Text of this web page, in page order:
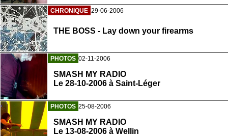
CHRONIQUE 29-06-2006
THE BOSS - Lay down your firearms
PHOTOS 02-11-2006
SMASH MY RADIO
Le 28-10-2006 à Saint-Léger
PHOTOS 25-08-2006
SMASH MY RADIO
Le 13-08-2006 à Wellin